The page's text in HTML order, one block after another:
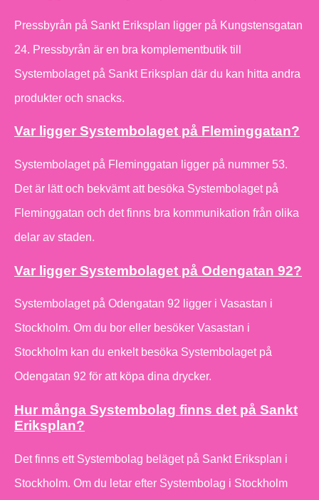
Pressbyrån på Sankt Eriksplan ligger på Kungstensgatan
24. Pressbyrån är en bra komplementbutik till
Systembolaget på Sankt Eriksplan där du kan hitta andra
produkter och snacks.
Var ligger Systembolaget på Fleminggatan?
Systembolaget på Fleminggatan ligger på nummer 53.
Det är lätt och bekvämt att besöka Systembolaget på
Fleminggatan och det finns bra kommunikation från olika
delar av staden.
Var ligger Systembolaget på Odengatan 92?
Systembolaget på Odengatan 92 ligger i Vasastan i
Stockholm. Om du bor eller besöker Vasastan i
Stockholm kan du enkelt besöka Systembolaget på
Odengatan 92 för att köpa dina drycker.
Hur många Systembolag finns det på Sankt
Eriksplan?
Det finns ett Systembolag beläget på Sankt Eriksplan i
Stockholm. Om du letar efter Systembolag i Stockholm